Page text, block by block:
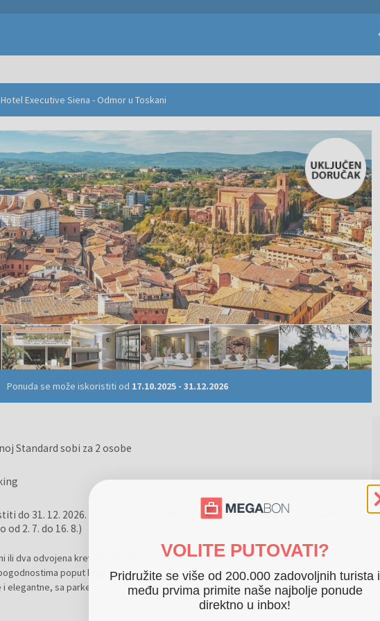
Hotel Executive Siena - Odmor u Toskani
Ponuda se može iskoristiti od 17.10.2025 -31.12.2026
Standard sobi za 2 osobe
do 31. 12. 2026. (osim za vreme Uskrsa, nove godine, događaja Strade
od 2. 7. do 16. 8.)
ili dva odvojena kreveta, kupatilo sa tušem ili kadom. Elegantna soba sa
poput kade ili tuša i king size kreveta ili 2 kreveta za jednu osobu.
elegantne, sa parketom. Također postoji mogućnost rezervacije soba za pušače.
Više...
VOLITE PUTOVATI?
Pridružite se više od 200.000 zadovoljnih turista i
među prvima primite naše najbolje ponude
direktno u inbox!